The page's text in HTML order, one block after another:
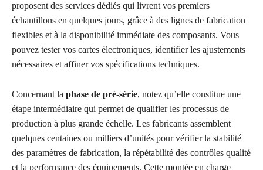
proposent des services dédiés qui livrent vos premiers
échantillons en quelques jours, grâce à des lignes de fabrication
flexibles et à la disponibilité immédiate des composants. Vous
pouvez tester vos cartes électroniques, identifier les ajustements
nécessaires et affiner vos spécifications techniques.
Concernant la phase de pré-série, notez qu’elle constitue une
étape intermédiaire qui permet de qualifier les processus de
production à plus grande échelle. Les fabricants assemblent
quelques centaines ou milliers d’unités pour vérifier la stabilité
des paramètres de fabrication, la répétabilité des contrôles qualité
et la performance des équipements. Cette montée en charge